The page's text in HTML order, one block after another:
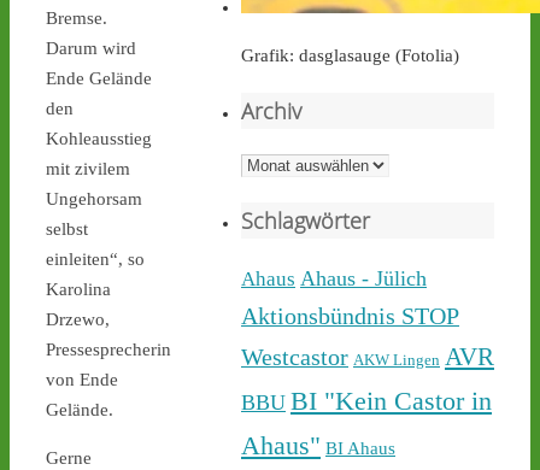
Bremse.
Darum wird
Ende Gelände
den
Kohleausstieg
mit zivilem
Ungehorsam
selbst
einleiten“, so
Karolina
Drzewo,
Pressesprecherin
von Ende
Gelände.
Gerne
@castorstoppen.bsky.social
⋅
nach #Ahaus nun rollt,
Protest gegen die
unnötigen & gefährlichen
Atommülltransporte über
NRWs Autobahnen
Mahnwache versammelt -
castor-stoppen.de/ticker/
#atommüll #castor
Grafik: dasglasauge (Fotolia)
Archiv
Archiv
Schlagwörter
Ahaus Ahaus - Jülich
Aktionsbündnis STOP
Westcastor AKW Lingen AVR
BBU BI "Kein Castor in
Ahaus" BI Ahaus